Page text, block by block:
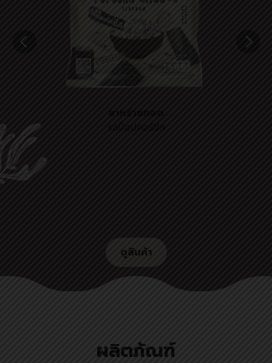
สาหร่ายทอด
รสป็อปคอร์ชีส
ดูสินค้า
ผลิตภัณฑ์